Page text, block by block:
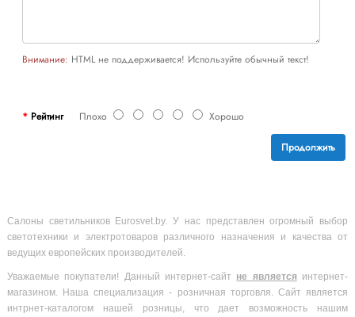
Внимание: HTML не поддерживается! Используйте обычный текст!
РейтингПлохо Хорошо
Продолжить
Салоны светильников Eurosvet.by. У нас представлен огромный выбор
светотехники и электротоваров различного назначения и качества от
ведущих европейских производителей.
Уважаемые покупатели! Данный интернет-сайт не является интернет-
магазином. Наша специализация - розничная торговля. Сайт является
интрнет-каталогом нашей розницы, что дает возможность нашим